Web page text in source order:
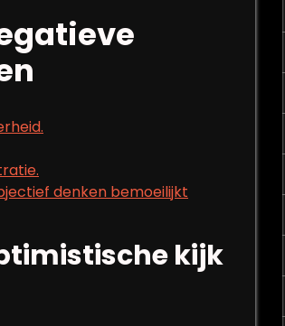
denken bemoeilijkt
kijk